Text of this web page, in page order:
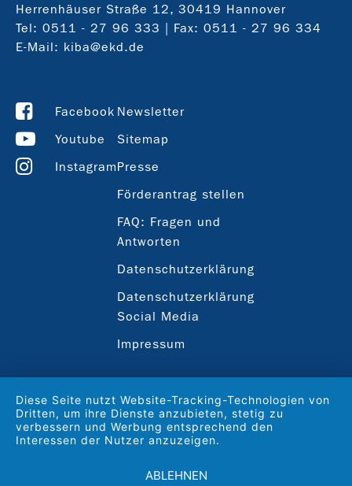
Herrenhäuser Straße 12, 30419 Hannover
Tel: 0511 - 27 96 333 | Fax: 0511 - 27 96 334
E-Mail: kiba@ekd.de
Facebook
Youtube
Instagram
Newsletter
Sitemap
Presse
Förderantrag stellen
FAQ: Fragen und
Antworten
Datenschutzerklärung
Datenschutzerklärung
Social Media
Impressum
Diese Seite nutzt Website-Tracking-Technologien von
Dritten, um ihre Dienste anzubieten, stetig zu
verbessern und Werbung entsprechend den
Interessen der Nutzer anzuzeigen.
ABLEHNEN